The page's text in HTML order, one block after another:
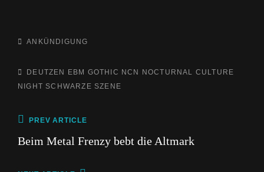
CATEGORIES
ANKÜNDIGUNG
TAGS,
DEUTZEN EBM GOTHIC NCN
NOCTURNAL CULTURE
NIGHT SCHWARZE SZENE
Beitragsnavigation
Previous
PREV ARTICLE
Beim Metal Frenzy bebt die Altmark